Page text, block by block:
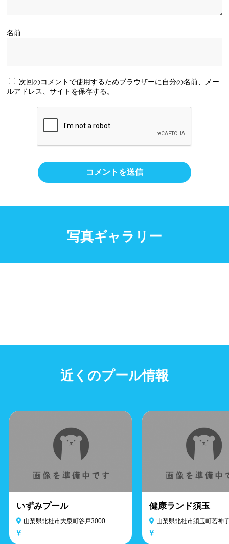
名前
次回のコメントで使用するためブラウザーに自分の名前、メー
ルアドレス、サイトを保存する。
写真ギャラリー
近くのプール情報
いずみプール
山梨県北杜市大泉町谷戸3000
健康ランド須玉
山梨県北杜市須玉町若神